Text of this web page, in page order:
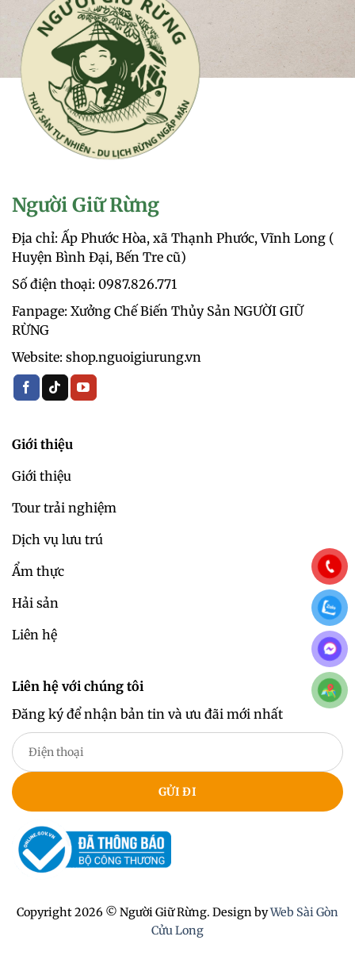
Người Giữ Rừng
Địa chỉ: Ấp Phước Hòa, xã Thạnh Phước, Vĩnh Long (
Huyện Bình Đại, Bến Tre cũ)
Số điện thoại: 0987.826.771‬
Fanpage: Xưởng Chế Biến Thủy Sản NGƯỜI GIỮ
RỪNG
Website: shop.nguoigiurung.vn
Giới thiệu
Giới thiệu
Tour trải nghiệm
Dịch vụ lưu trú
Ẩm thực
Hải sản
Liên hệ
Liên hệ với chúng tôi
Đăng ký để nhận bản tin và ưu đãi mới nhất
Copyright 2026 © Người Giữ Rừng. Design byWeb Sài Gòn
Cửu Long